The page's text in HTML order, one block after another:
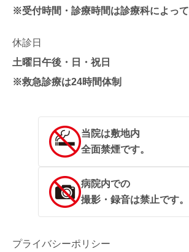
※受付時間・診療時間は診療科によっ
休診日
土曜日午後・日・祝日
※救急診療は24時間体制
当院は敷地内
全面禁煙です。
病院内での
撮影・録音は禁止です。
プライバシーポリシー